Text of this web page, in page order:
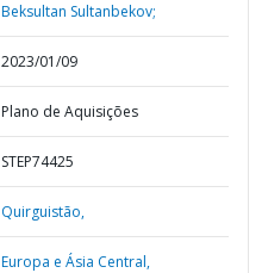
Beksultan Sultanbekov;
2023/01/09
Plano de Aquisições
STEP74425
Quirguistão,
Europa e Ásia Central,